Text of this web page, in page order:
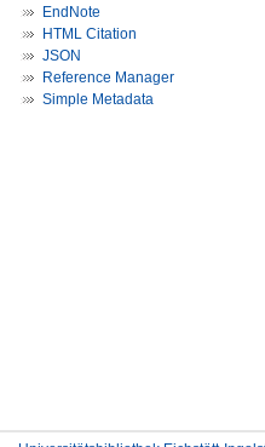
EndNote
HTML Citation
JSON
Reference Manager
Simple Metadata